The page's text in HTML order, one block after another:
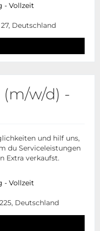
- Vollzeit
Deutschland
(m/w/d) -
und hilf uns,
du Serviceleistungen
Extra verkaufst.
- Vollzeit
Deutschland